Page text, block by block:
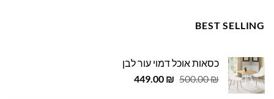
BEST SELLING
כסאות אוכל דמוי עור לבן
500.00₪
המחיר
449.00 ₪
המחיר